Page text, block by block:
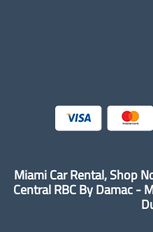
Miami Car Rental, Shop
Central RBC By Damac -